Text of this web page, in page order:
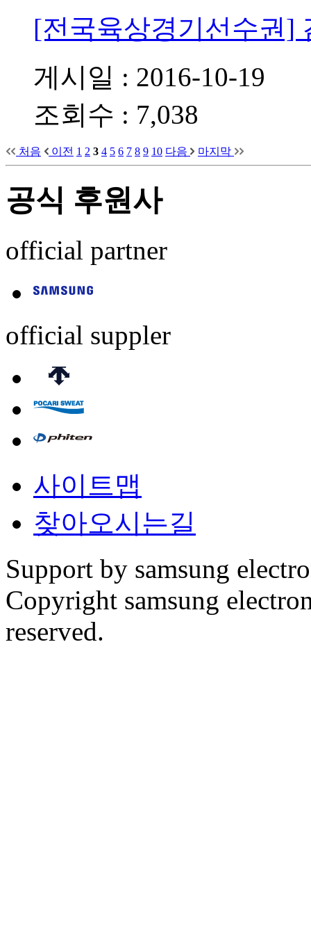
[전국육상경기선수권]
게시일 : 2016-10-19
조회수 : 7,038
처음 이전 1 2 3 4 5 6 7 8 9 10 다음 마지막
공식 후원사
official partner
official suppler
사이트맵
찾아오시는길
Support by samsung
Copyright samsung
reserved.